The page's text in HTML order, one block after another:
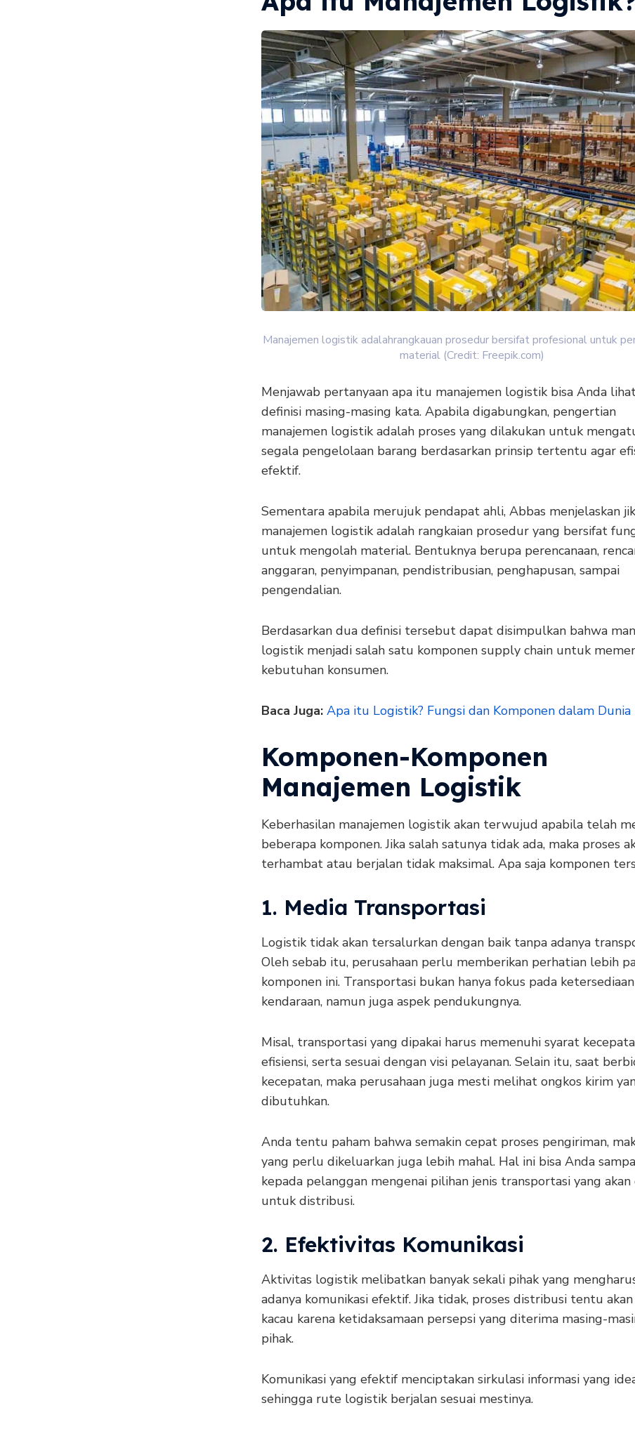
Manajemen logistik adalahrangkauan prosedur bersifat profesional untuk
material (Credit: Freepik.com)
Menjawab pertanyaan apa itu manajemen logistik bisa Anda
definisi masing-masing kata. Apabila digabungkan, pengertian
manajemen logistik adalah proses yang dilakukan untuk
segala pengelolaan barang berdasarkan prinsip tertentu agar
efektif.
Sementara apabila merujuk pendapat ahli, Abbas menjelaskan
manajemen logistik adalah rangkaian prosedur yang bersifat
untuk mengolah material. Bentuknya berupa perencanaan,
anggaran, penyimpanan, pendistribusian, penghapusan, sampai
pengendalian.
Berdasarkan dua definisi tersebut dapat disimpulkan bahwa
logistik menjadi salah satu komponen supply chain untuk
kebutuhan konsumen.
Baca Juga: Apa itu Logistik? Fungsi dan Komponen dalam
Komponen-Komponen
Manajemen Logistik
Keberhasilan manajemen logistik akan terwujud apabila telah
beberapa komponen. Jika salah satunya tidak ada, maka proses
terhambat atau berjalan tidak maksimal. Apa saja komponen
1. Media Transportasi
Logistik tidak akan tersalurkan dengan baik tanpa adanya
Oleh sebab itu, perusahaan perlu memberikan perhatian lebih
komponen ini. Transportasi bukan hanya fokus pada ketersediaan
kendaraan, namun juga aspek pendukungnya.
Misal, transportasi yang dipakai harus memenuhi syarat
efisiensi, serta sesuai dengan visi pelayanan. Selain itu, saat
kecepatan, maka perusahaan juga mesti melihat ongkos kirim
dibutuhkan.
Anda tentu paham bahwa semakin cepat proses pengiriman,
yang perlu dikeluarkan juga lebih mahal. Hal ini bisa Anda
kepada pelanggan mengenai pilihan jenis transportasi yang akan
untuk distribusi.
2. Efektivitas Komunikasi
Aktivitas logistik melibatkan banyak sekali pihak yang
adanya komunikasi efektif. Jika tidak, proses distribusi tentu
kacau karena ketidaksamaan persepsi yang diterima masing-
pihak.
Komunikasi yang efektif menciptakan sirkulasi informasi yang
sehingga rute logistik berjalan sesuai mestinya.